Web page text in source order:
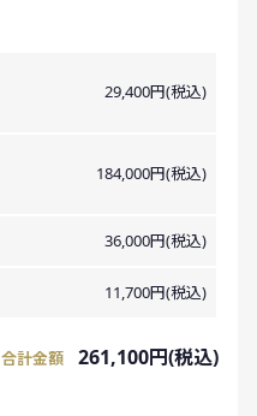
29,400円(税込)
184,000円(税込)
36,000円(税込)
11,700円(税込)
合計金額 261,100円(税込)